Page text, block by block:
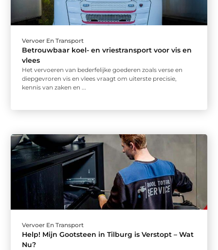
Vervoer En Transport
Betrouwbaar koel- en vriestransport voor vis en
vlees
Het vervoeren van bederfelijke goederen zoals verse en
diepgevroren vis en vlees vraagt om uiterste precisie,
kennis van zaken en ...
Vervoer En Transport
Help! Mijn Gootsteen in Tilburg is Verstopt – Wat
Nu?